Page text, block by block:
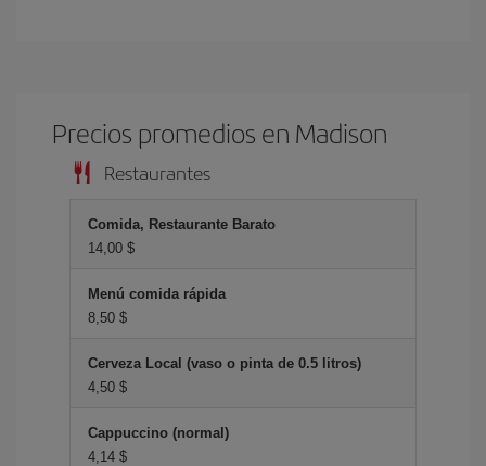
Precios promedios en Madison
Restaurantes
Comida, Restaurante Barato
14,00 $
Menú comida rápida
8,50 $
Cerveza Local (vaso o pinta de 0.5 litros)
4,50 $
Cappuccino (normal)
4,14 $